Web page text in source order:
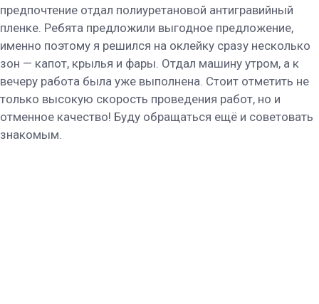
предпочтение отдал полиуретановой антигравийный
пленке. Ребята предложили выгодное предложение,
именно поэтому я решился на оклейку сразу несколько
зон — капот, крылья и фары. Отдал машину утром, а к
вечеру работа была уже выполнена. Стоит отметить не
только высокую скорость проведения работ, но и
отменное качество! Буду обращаться ещё и советовать
знакомым.